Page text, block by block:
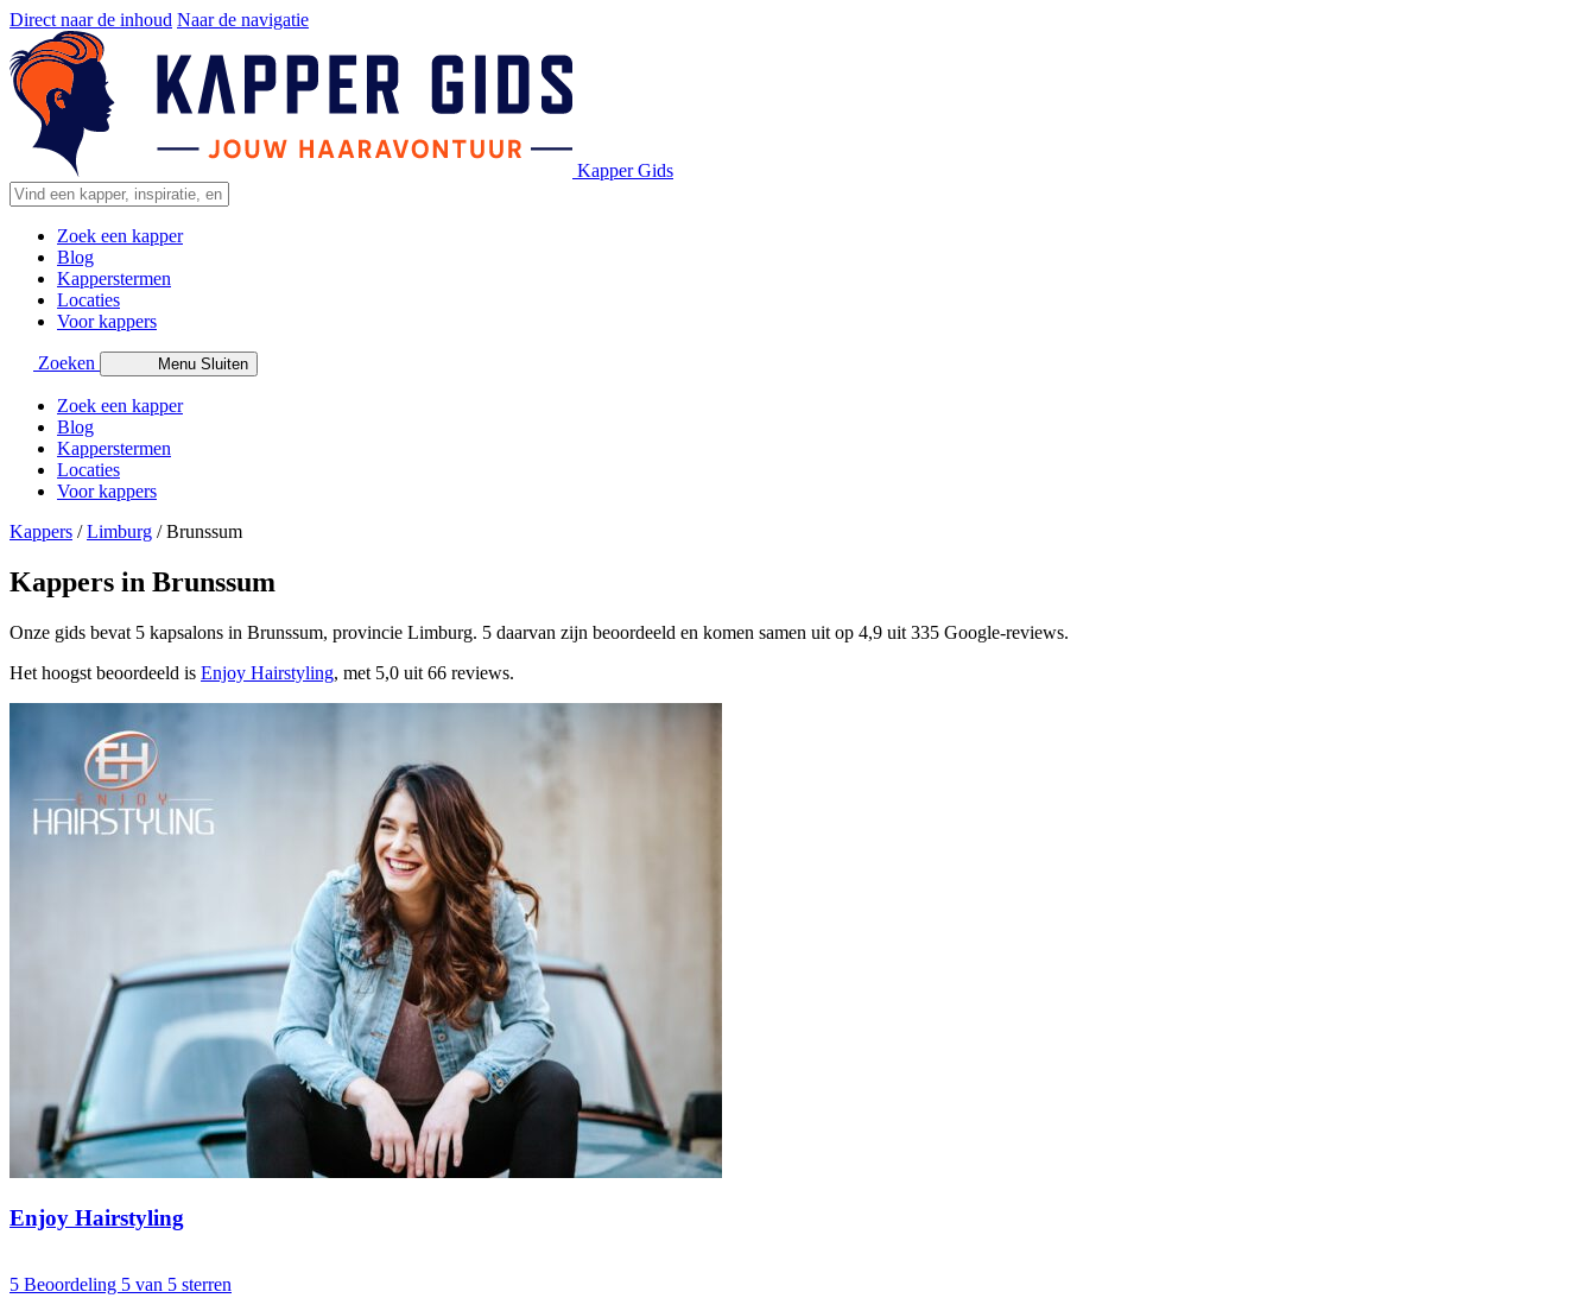
Direct naar de inhoud Naar de navigatie
Kapper Gids
Zoek een kapper
Blog
Kapperstermen
Locaties
Voor kappers
Zoeken Menu Sluiten
Zoek een kapper
Blog
Kapperstermen
Locaties
Voor kappers
Kappers /Limburg /Brunssum
Kappers in Brunssum
Onze gids bevat 5 kapsalons in Brunssum, provincie Limburg. 5 daarvan zijn beoordeeld en komen samen uit op 4,9 uit 335 Google-reviews.
Het hoogst beoordeeld is Enjoy Hairstyling, met 5,0 uit 66 reviews.
Enjoy Hairstyling
5 Beoordeling 5 van 5 sterren